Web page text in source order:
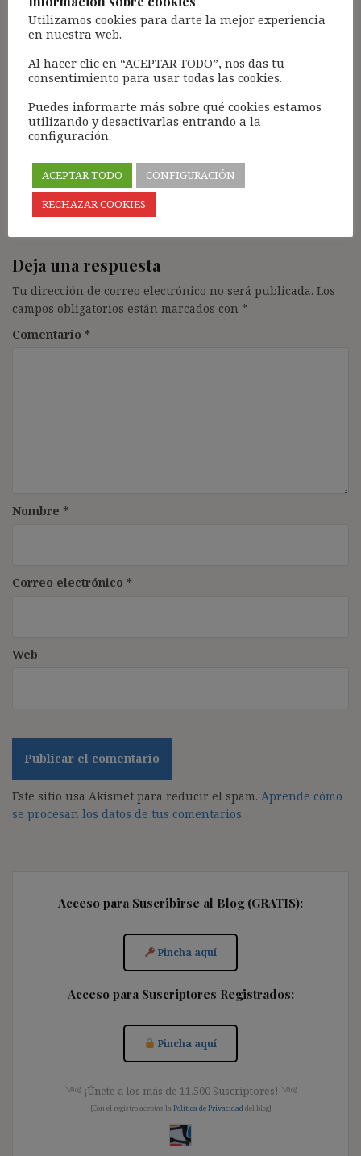
17 mayo, 2016 a las 12:02
Sin duda, por calidad, claridad y precisión, un
artículo excelente. El línea con el resto de
artículos de su autor.
Deja una respuesta
Tu dirección de correo electrónico no será publicada. Los
campos obligatorios están marcados con *
Comentario *
Nombre *
Correo electrónico *
Web
Este sitio usa Akismet para reducir el spam. Aprende cómo
se procesan los datos de tus comentarios.
Acceso para Suscribirse al Blog (GRATIS):
Pincha aquí
Acceso para Suscriptores Registrados:
Pincha aquí
༺ ¡Únete a los más de 11.500 Suscriptores! ༺
[Con el registro aceptas la Política de Privacidad del blog]
Utilizamos cookies para darte la mejor experiencia
en nuestra web.
Al hacer clic en “ACEPTAR TODO”, nos das tu
consentimiento para usar todas las cookies.
Puedes informarte más sobre qué cookies estamos
utilizando y desactivarlas entrando a la
configuración.
ACEPTAR TODO
CONFIGURACIÓN
RECHAZAR COOKIES